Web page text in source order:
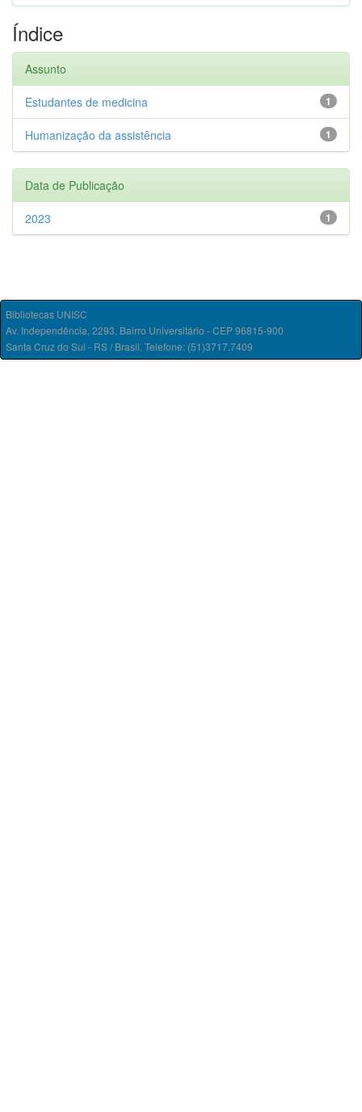
Índice
Assunto
1
Estudantes de medicina
1
Humanização da assistência
Data de Publicação
1
2023
Bibliotecas UNISC
Av. Independência, 2293, Bairro Universitário - CEP 96815-900
Santa Cruz do Sul - RS / Brasil. Telefone: (51)3717.7409